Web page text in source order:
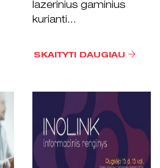
lazerinius gaminius
kurianti...
SKAITYTI DAUGIAU